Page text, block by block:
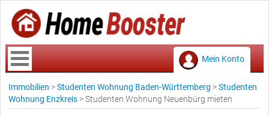
Mein Konto
Immobilien >Studenten Wohnung Baden-Württemberg >Studenten
Wohnung Enzkreis >Studenten Wohnung Neuenbürg mieten